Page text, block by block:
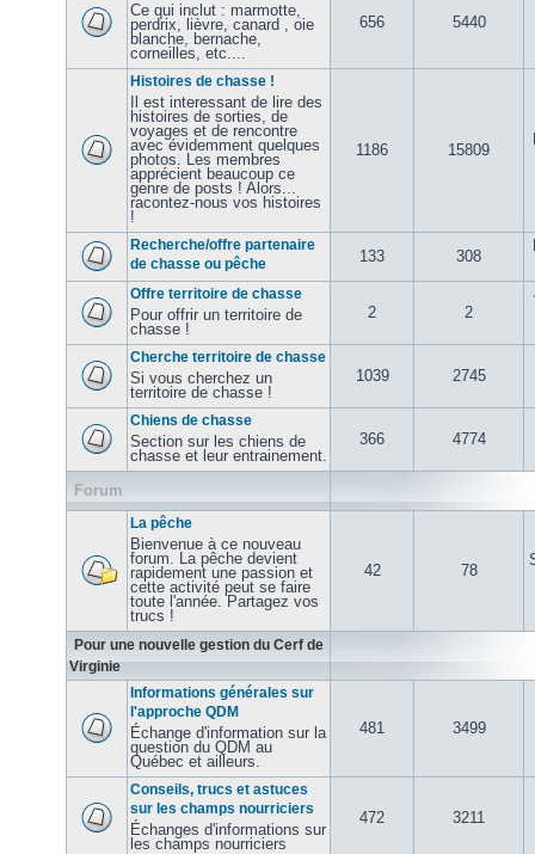
Ce qui inclut : marmotte,
perdrix, lièvre, canard , oie
blanche, bernache,
corneilles, etc....
656 5440
Histoires de chasse !
Il est interessant de lire des
histoires de sorties, de
voyages et de rencontre
avec évidemment quelques
photos. Les membres
apprécient beaucoup ce
genre de posts ! Alors...
racontez-nous vos histoires
!
1186 15809
Recherche/offre partenaire
de chasse ou pêche
133 308
Offre territoire de chasse
Pour offrir un territoire de
chasse !
2 2
Cherche territoire de chasse
Si vous cherchez un
territoire de chasse !
1039 2745
Chiens de chasse
Section sur les chiens de
chasse et leur entrainement.
366 4774
Forum
La pêche
Bienvenue à ce nouveau
forum. La pêche devient
rapidement une passion et
cette activité peut se faire
toute l'année. Partagez vos
trucs !
42 78
Pour une nouvelle gestion du Cerf de
Virginie
Informations générales sur
l'approche QDM
Échange d'information sur la
question du QDM au
Québec et ailleurs.
481 3499
Conseils, trucs et astuces
sur les champs nourriciers
Échanges d'informations sur
les champs nourriciers
472 3211